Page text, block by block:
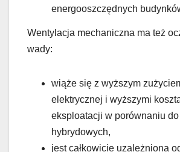
energooszczędnych
Wentylacja mechaniczna ma też
wady:
wiąże się z wyższym
elektrycznej i wyższymi
eksploatacji w porównaniu
hybrydowych,
jest całkowicie uzależniona